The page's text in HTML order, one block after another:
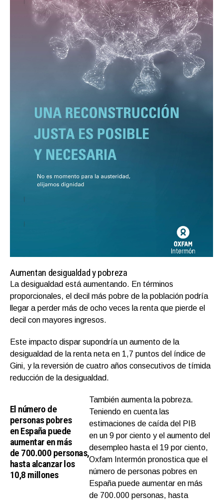
Aumentan desigualdad y pobreza
La desigualdad está aumentando. En términos
proporcionales, el decil más pobre de la población podría
llegar a perder más de ocho veces la renta que pierde el
decil con mayores ingresos.
Este impacto dispar supondría un aumento de la
desigualdad de la renta neta en 1,7 puntos del índice de
Gini, y la reversión de cuatro años consecutivos de tímida
reducción de la desigualdad.
El número de
personas pobres
en España puede
aumentar en más
de 700.000 personas,
hasta alcanzar los
10,8 millones
También aumenta la pobreza.
Teniendo en cuenta las
estimaciones de caída del PIB
en un 9 por ciento y el aumento del
desempleo hasta el 19 por ciento,
Oxfam Intermón pronostica que el
número de personas pobres en
España puede aumentar en más
de 700.000 personas, hasta